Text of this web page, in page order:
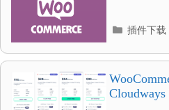
分
录
插件下载